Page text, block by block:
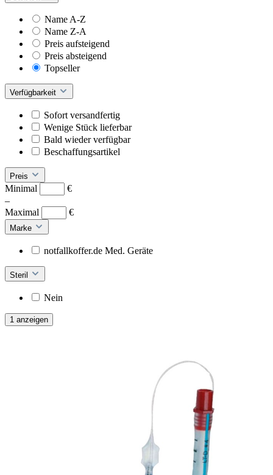
Name A-Z
Name Z-A
Preis aufsteigend
Preis absteigend
Topseller
Verfügbarkeit
Sofort versandfertig
Wenige Stück lieferbar
Bald wieder verfügbar
Beschaffungsartikel
Preis
Minimal
€
–
Maximal
€
Marke
notfallkoffer.de Med. Geräte
Steril
Nein
1 anzeigen